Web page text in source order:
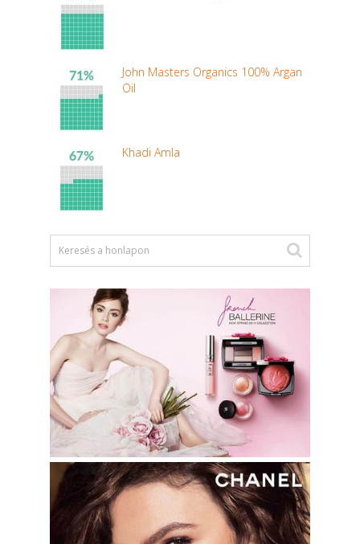
John Masters Organics 100% Argan
Oil
Khadi Amla